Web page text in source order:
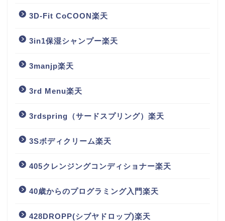
3D-Fit CoCOON楽天
3in1保湿シャンプー楽天
3manjp楽天
3rd Menu楽天
3rdspring（サードスプリング）楽天
3Sボディクリーム楽天
405クレンジングコンディショナー楽天
40歳からのプログラミング入門楽天
428DROPP(シブヤドロップ)楽天